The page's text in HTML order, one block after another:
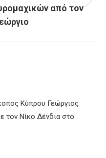
από τον
Κύπρου Γεώργιος
τον Νίκο Δένδια στο